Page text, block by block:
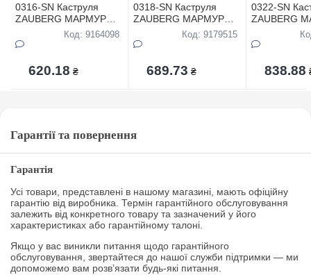
0316-SN Каструля
ZAUBERG МАРМУР
кругла 1,2л в коробці
Код: 9164098
620.18 ₴
0318-SN Каструля
ZAUBERG МАРМУР
кругла 1,7л в коробці
Код: 9179515
689.73 ₴
0322-SN
ZAUBERG
кругла 3,2л
838.88
Гарантії та повернення
Гарантія
Усі товари, представлені в нашому магазині, мають офіційну
гарантію від виробника. Термін гарантійного обслуговування
залежить від конкретного товару та зазначений у його
характеристиках або гарантійному талоні.
Якщо у вас виникли питання щодо гарантійного
обслуговування, звертайтеся до нашої служби підтримки — ми
допоможемо вам розв’язати будь-які питання.